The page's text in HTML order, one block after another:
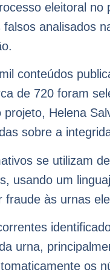
eleitoral
analisados
conteúdos
de 720 foram
Helena
sobre a
se utilizam
usando um
às urnas
urna,
os